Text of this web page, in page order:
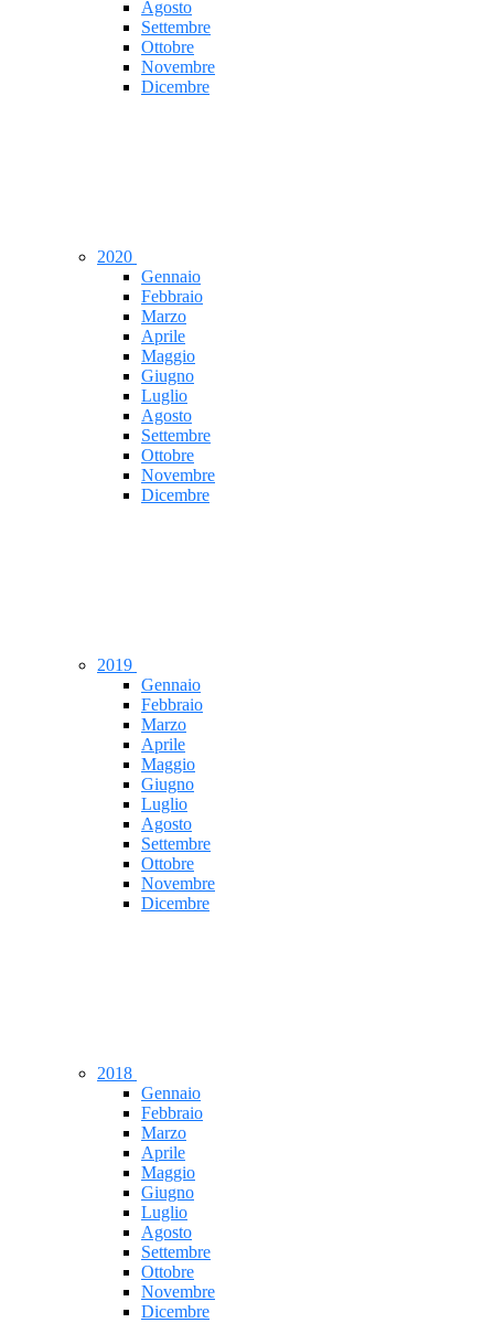
Agosto
Settembre
Ottobre
Novembre
Dicembre
2020
Gennaio
Febbraio
Marzo
Aprile
Maggio
Giugno
Luglio
Agosto
Settembre
Ottobre
Novembre
Dicembre
2019
Gennaio
Febbraio
Marzo
Aprile
Maggio
Giugno
Luglio
Agosto
Settembre
Ottobre
Novembre
Dicembre
2018
Gennaio
Febbraio
Marzo
Aprile
Maggio
Giugno
Luglio
Agosto
Settembre
Ottobre
Novembre
Dicembre